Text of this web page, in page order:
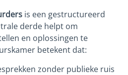
is een gestructureerd
derde helpt om
en oplossingen te
betekent dat:
zonder publieke ruis